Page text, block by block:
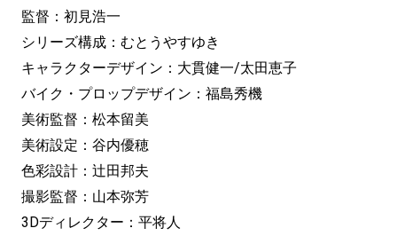
監督：初見浩一
シリーズ構成：むとうやすゆき
キャラクターデザイン：大貫健一/太田恵子
バイク・プロップデザイン：福島秀機
美術監督：松本留美
美術設定：谷内優穂
色彩設計：辻田邦夫
撮影監督：山本弥芳
3Dディレクター：平将人